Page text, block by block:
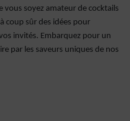
vous soyez amateur de cocktails
coup sûr des idées pour
invités. Embarquez pour un
par les saveurs uniques de nos